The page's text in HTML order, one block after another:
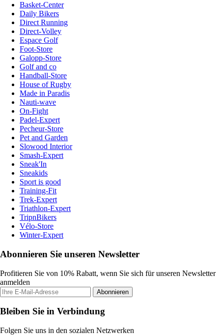
Basket-Center
Daily Bikers
Direct Running
Direct-Volley
Espace Golf
Foot-Store
Galopp-Store
Golf and co
Handball-Store
House of Rugby
Made in Paradis
Nauti-wave
On-Fight
Padel-Expert
Pecheur-Store
Pet and Garden
Slowood Interior
Smash-Expert
Sneak'In
Sneakids
Sport is good
Training-Fit
Trek-Expert
Triathlon-Expert
TripnBikers
Vélo-Store
Winter-Expert
Abonnieren Sie unseren Newsletter
Profitieren Sie von 10% Rabatt, wenn Sie sich für unseren Newsletter
anmelden
Abonnieren
Bleiben Sie in Verbindung
Folgen Sie uns in den sozialen Netzwerken